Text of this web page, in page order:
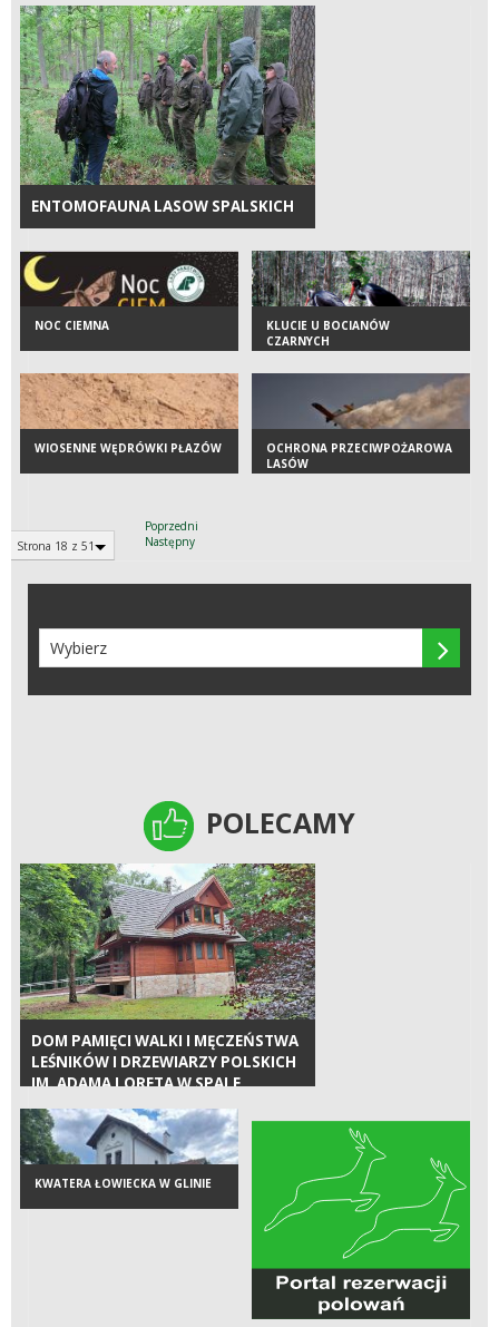
ENTOMOFAUNA LASOW SPALSKICH
NOC CIEMNA
KLUCIE U BOCIANÓW
CZARNYCH
WIOSENNE WĘDRÓWKI PŁAZÓW
OCHRONA PRZECIWPOŻAROWA
LASÓW
Strona 18 z 51
Poprzedni
Następny

POLECAMY
POLECAMY
DOM PAMIĘCI WALKI I MĘCZEŃSTWA
LEŚNIKÓW I DRZEWIARZY POLSKICH
IM. ADAMA LORETA W SPALE
KWATERA ŁOWIECKA W GLINIE